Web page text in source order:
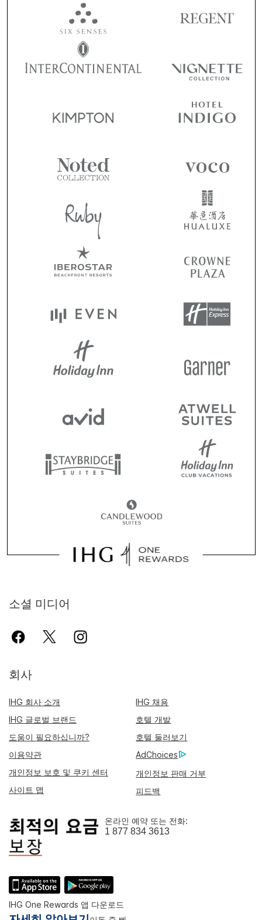
소셜 미디어
회사
IHG 회사 소개
IHG 채용
IHG 글로벌 브랜드
호텔 개발
도움이 필요하십니까?
호텔 둘러보기
이용약관
AdChoices
개인정보 보호 및 쿠키 센터
개인정보 판매 거부
사이트 맵
피드백
온라인 예약 또는 전화:
1 877 834 3613
IHG One Rewards 앱 다운로드